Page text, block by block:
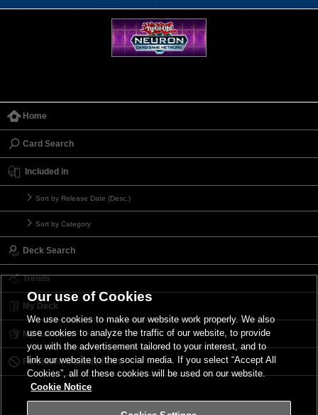
Home
Card Search
Included in
Sort by Release Date (Desc.)
Sort by Category
Deck Search
Trends
My Deck
My Card List
Forbidden & Limited List
Our use of Cookies
We use cookies to make our website work properly. We also
use cookies to analyze the traffic of our website, to provide
you with the advertisement tailored to your interest, and to
link our website to the social media. If you select “Accept All
Cookies”, all of these cookies will be used on our website.
Cookie Notice